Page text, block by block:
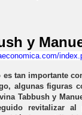
y
tan importante
algunas figuras
Tabbush y
revitalizar al